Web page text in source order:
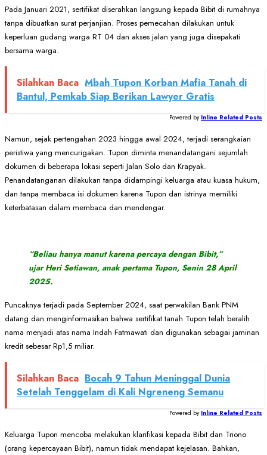
Pada Januari 2021, sertifikat diserahkan langsung kepada Bibit di rumahnya
tanpa dibuatkan surat perjanjian. Proses pemecahan dilakukan untuk
keperluan gudang warga RT 04 dan akses jalan yang juga disepakati
bersama warga.
Silahkan Baca Mbah Tupon Korban Mafia Tanah di
Bantul, Pemkab Siap Berikan Lawyer Gratis
Powered by Inline Related Posts
Namun, sejak pertengahan 2023 hingga awal 2024, terjadi serangkaian
peristiwa yang mencurigakan. Tupon diminta menandatangani sejumlah
dokumen di beberapa lokasi seperti Jalan Solo dan Krapyak.
Penandatanganan dilakukan tanpa didampingi keluarga atau kuasa hukum,
dan tanpa membaca isi dokumen karena Tupon dan istrinya memiliki
keterbatasan dalam membaca dan mendengar.
“Beliau hanya manut karena percaya dengan Bibit,”
ujar Heri Setiawan, anak pertama Tupon, Senin 28 April
2025.
Puncaknya terjadi pada September 2024, saat perwakilan Bank PNM
datang dan menginformasikan bahwa sertifikat tanah Tupon telah beralih
nama menjadi atas nama Indah Fatmawati dan digunakan sebagai jaminan
kredit sebesar Rp1,5 miliar.
Silahkan Baca Bocah 9 Tahun Meninggal Dunia
Setelah Tenggelam di Kali Ngreneng Semanu
Powered by Inline Related Posts
Keluarga Tupon mencoba melakukan klarifikasi kepada Bibit dan Triono
(orang kepercayaan Bibit), namun tidak mendapat kejelasan. Bahkan,